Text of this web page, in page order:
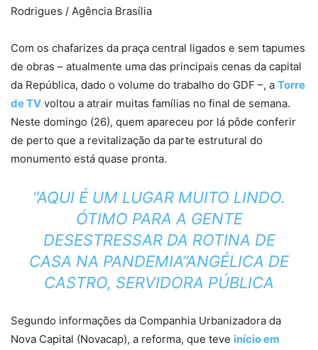
Rodrigues / Agência Brasília
Com os chafarizes da praça central ligados e sem tapumes
de obras – atualmente uma das principais cenas da capital
da República, dado o volume do trabalho do GDF –, a Torre
de TV voltou a atrair muitas famílias no final de semana.
Neste domingo (26), quem apareceu por lá pôde conferir
de perto que a revitalização da parte estrutural do
monumento está quase pronta.
“AQUI É UM LUGAR MUITO LINDO.
ÓTIMO PARA A GENTE
DESESTRESSAR DA ROTINA DE
CASA NA PANDEMIA”ANGÉLICA DE
CASTRO, SERVIDORA PÚBLICA
Segundo informações da Companhia Urbanizadora da
Nova Capital (Novacap), a reforma, que teve início em